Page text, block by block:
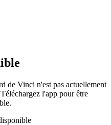
de Vinci n'est pas actuellement
Téléchargez l'app pour être